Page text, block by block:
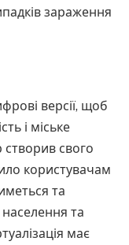
зараження
версії, щоб
і міське
свого
користувачам
та
та
має